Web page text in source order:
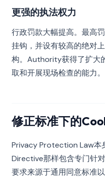
更强的执法权力
行政罚款大幅提高。最高
挂钩，并设有较高的绝对
构。Authority获得了扩大
取和开展现场检查的能力。
修正标准下的
Privacy Protection Law本
Directive那样包含专门针
要求来源于通用同意标准